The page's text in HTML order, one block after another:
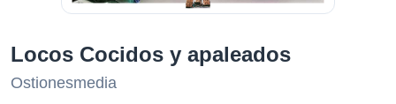
Locos Cocidos y apaleados
Ostionesmedia